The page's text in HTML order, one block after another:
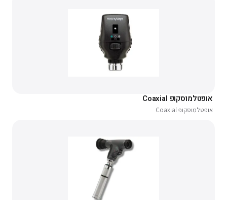
אופטלמוסקופ Coaxial
אופטלמוסקופ Coaxial